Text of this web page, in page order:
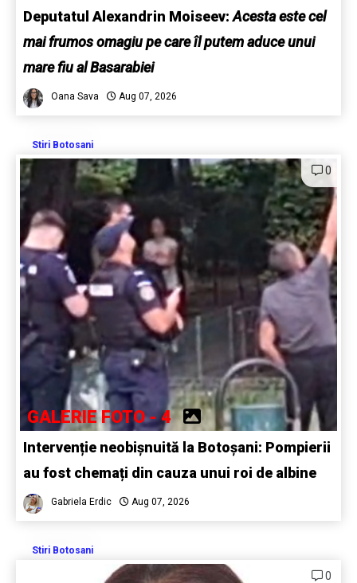
Deputatul Alexandrin Moiseev:Acesta este cel
mai frumos omagiu pe care îl putem aduce unui
mare fiu al Basarabiei
Oana Sava Aug 07, 2026
Stiri Botosani
0
GALERIE FOTO - 4
Intervenție neobișnuită la Botoșani: Pompierii
au fost chemați din cauza unui roi de albine
Gabriela Erdic Aug 07, 2026
Stiri Botosani
0